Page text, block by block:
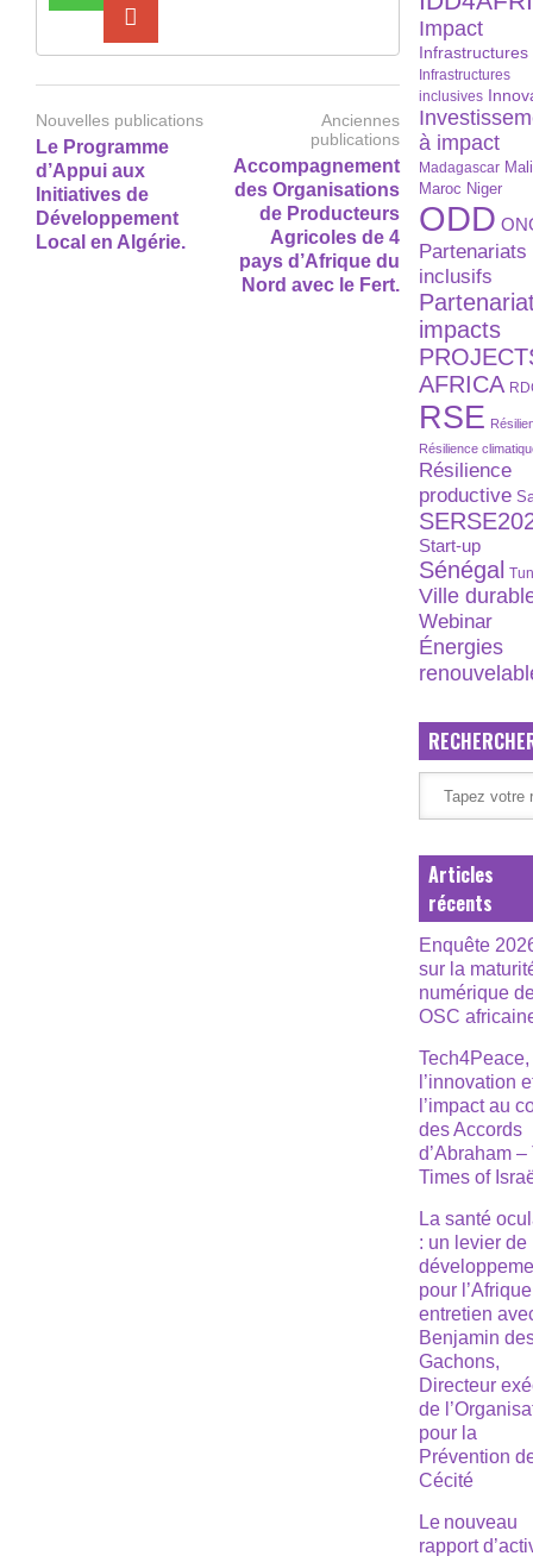
Nouvelles publications
Le Programme
d’Appui aux
Initiatives de
Développement
Local en Algérie.
Anciennes
publications
Accompagnement
des Organisations
de Producteurs
Agricoles de 4
pays d’Afrique du
Nord avec le Fert.
Impact
Infrastructures
Infrastructures
inclusives
à impact
Madagascar Mali
Maroc Niger
ODD
Partenariats
inclusifs
impacts
AFRICA
RSE
Résilience
Résilience
productive
Start-up
Sénégal
Ville
Webinar
Énergies
Articles
récents
Enquête
sur la
numérique
OSC
Tech4Peace,
l’innovation
l’impact au
des Accords
d’Abraham –
Times of
La santé
: un levier de
pour
entretien
Benjamin
Gachons,
Directeur
de
pour la
Prévention
Cécité
Le nouveau
rapport